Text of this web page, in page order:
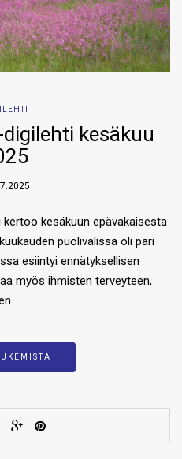
kesäkuu
kesäkuun epävakaisesta
puolivälissä oli pari
esiintyi ennätyksellisen
myös ihmisten terveyteen,